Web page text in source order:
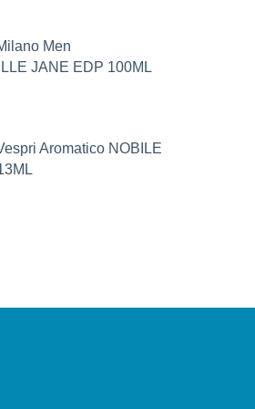
Men
JANE EDP 100ML
Aromatico NOBILE